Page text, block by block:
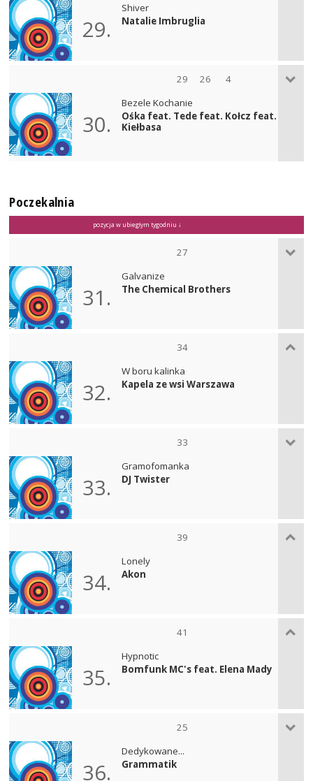
29.
Shiver
Natalie Imbruglia
29 26 4
30.
Bezele Kochanie
Ośka feat. Tede feat. Kołcz feat.
Kiełbasa
Poczekalnia
pozycja w ubiegłym tygodniu ↓
27
31.
Galvanize
The Chemical Brothers
34
32.
W boru kalinka
Kapela ze wsi Warszawa
33
33.
Gramofomanka
DJ Twister
39
34.
Lonely
Akon
41
35.
Hypnotic
Bomfunk MC's feat. Elena Mady
25
36.
Dedykowane...
Grammatik